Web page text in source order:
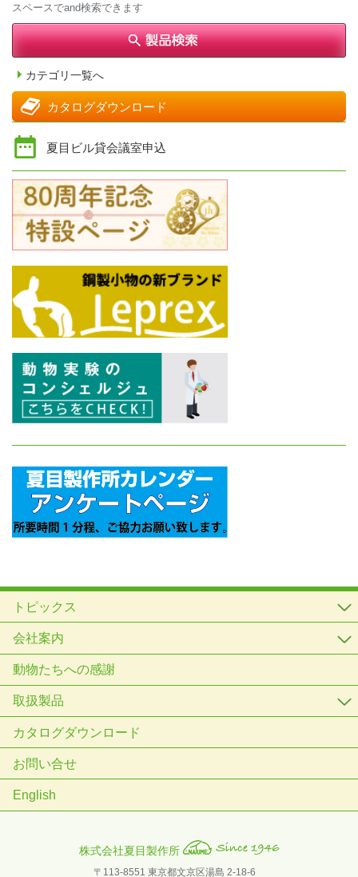
スペースでand検索できます
カテゴリ一覧へ
カタログダウンロード
夏目ビル貸会議室申込
トピックス
会社案内
動物たちへの感謝
取扱製品
カタログダウンロード
お問い合せ
English
株式会社夏目製作所
〒113-8551 東京都文京区湯島 2-18-6